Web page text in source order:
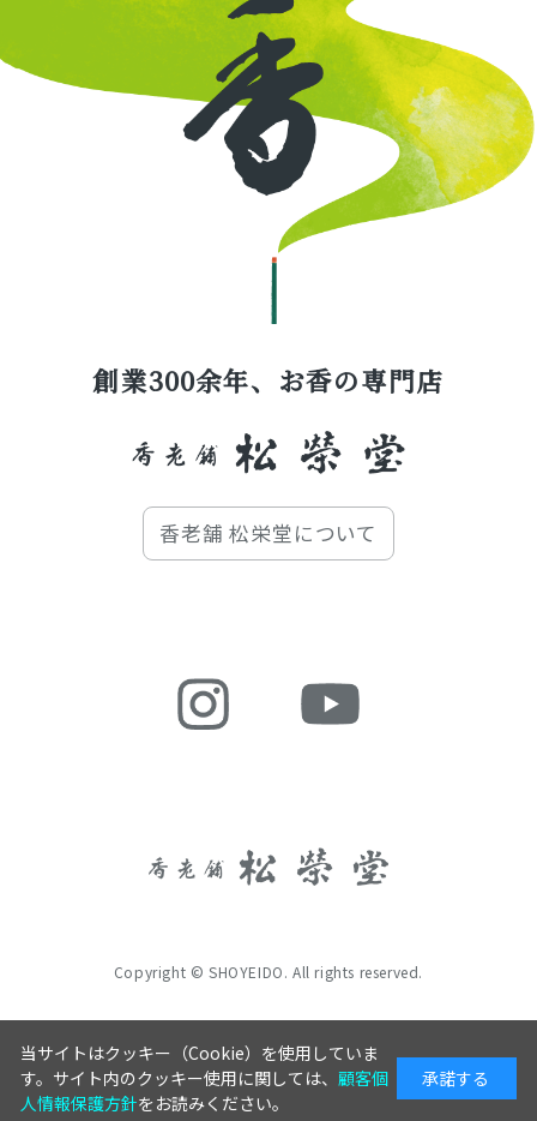
創業300余年、お香の専門店
香老舗 松栄堂について
Copyright © SHOYEIDO. All rights reserved.
当サイトはクッキー（Cookie）を使用していま
す。サイト内のクッキー使用に関しては、 顧客個
人情報保護方針をお読みください。
承諾する